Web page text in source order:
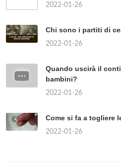
2022-01-26
Chi sono i partiti di
2022-01-26
Quando uscirà il
bambini?
2022-01-26
Come si fa a togliere
2022-01-26